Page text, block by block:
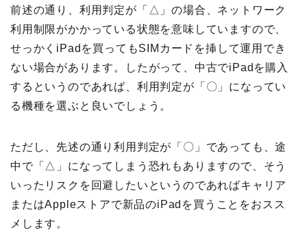
前述の通り、利用判定が「△」の場合、ネットワーク
利用制限がかかっている状態を意味していますので、
せっかくiPadを買ってもSIMカードを挿して運用でき
ない場合があります。したがって、中古でiPadを購入
するというのであれば、利用判定が「〇」になってい
る機種を選ぶと良いでしょう。
ただし、先述の通り利用判定が「〇」であっても、途
中で「△」になってしまう恐れもありますので、そう
いったリスクを回避したいというのであればキャリア
またはAppleストアで新品のiPadを買うことをおスス
メします。